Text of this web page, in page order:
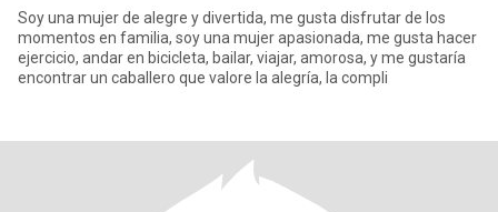
Soy una mujer de alegre y divertida, me gusta disfrutar de los
momentos en familia, soy una mujer apasionada, me gusta hacer
ejercicio, andar en bicicleta, bailar, viajar, amorosa, y me gustaría
encontrar un caballero que valore la alegría, la compli